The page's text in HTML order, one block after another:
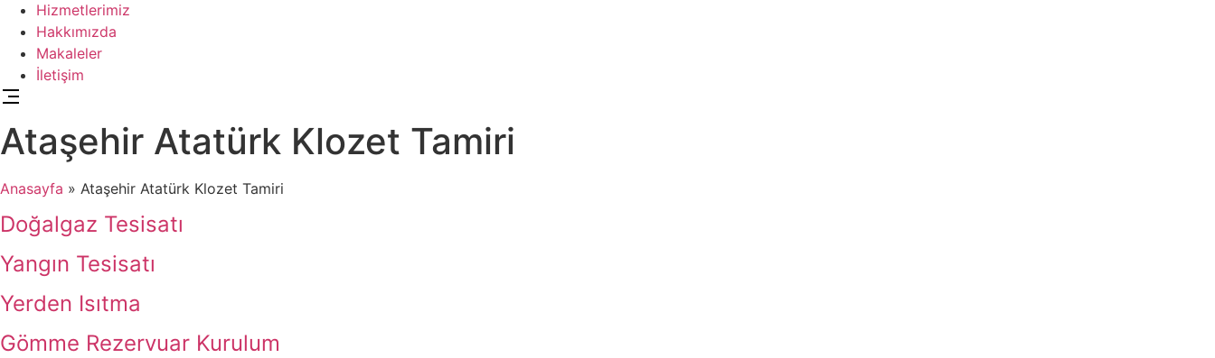
Hizmetlerimiz
Hakkımızda
Makaleler
İletişim
Ataşehir Atatürk Klozet Tamiri
Anasayfa » Ataşehir Atatürk Klozet Tamiri
Doğalgaz Tesisatı
Yangın Tesisatı
Yerden Isıtma
Gömme Rezervuar Kurulum